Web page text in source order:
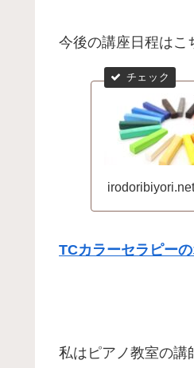
今後の講座日程はこ
irodoribiyori.net
TCカラーセラピー
私はピアノ教室の講